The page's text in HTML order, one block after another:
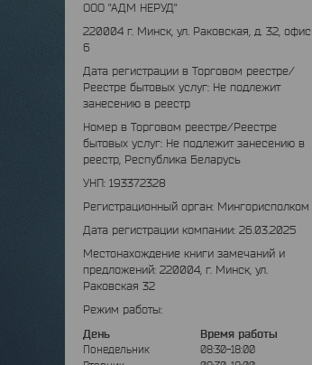
ООО "АДМ НЕРУД"
220004 г. Минск, ул. Раковская, д. 32, офис
6
Дата регистрации в Торговом реестре/
Реестре бытовых услуг: Не подлежит
занесению в реестр
Номер в Торговом реестре/Реестре
бытовых услуг: Не подлежит занесению в
реестр, Республика Беларусь
УНП: 193372328
Регистрационный орган: Мингорисполком
Дата регистрации компании: 26.03.2025
Местонахождение книги замечаний и
предложений: 220004, г. Минск, ул.
Раковская 32
Режим работы:
День Время работы
Понедельник
08:30-18:00